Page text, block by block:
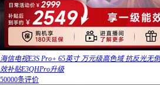
海信电视E3S Pro+ 65英寸 万元级高色域 抗反光无
效补贴E3QHPro升级
50000条评价